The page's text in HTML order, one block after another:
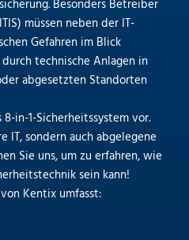
Besonders Betreiber
müssen neben der IT-
Gefahren im Blick
technische Anlagen in
abgesetzten Standorten
in-1-Sicherheitssystem vor.
IT, sondern auch abgelegene
Sie uns, um zu erfahren, wie
sein kann!
Kentix umfasst: